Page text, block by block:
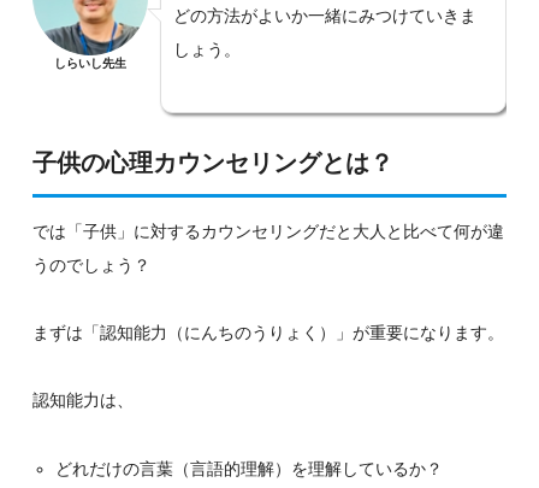
しらいし先生
どの方法がよいか一緒にみつけていきま
しょう。
子供の心理カウンセリングとは？
では「子供」に対するカウンセリングだと大人と比べて何が違
うのでしょう？
まずは「認知能力（にんちのうりょく）」が重要になります。
認知能力は、
どれだけの言葉（言語的理解）を理解しているか？